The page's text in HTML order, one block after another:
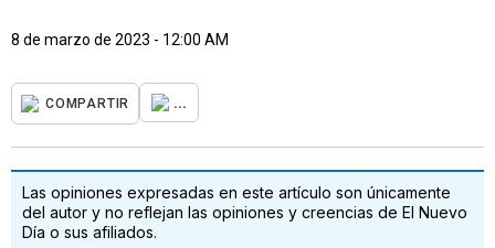
8 de marzo de 2023 - 12:00 AM
COMPARTIR ...
Las opiniones expresadas en este artículo son únicamente
del autor y no reflejan las opiniones y creencias de El Nuevo
Día o sus afiliados.